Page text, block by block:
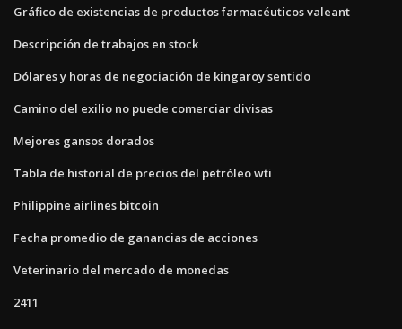
Gráfico de existencias de productos farmacéuticos valeant
Descripción de trabajos en stock
Dólares y horas de negociación de kingaroy sentido
Camino del exilio no puede comerciar divisas
Mejores gansos dorados
Tabla de historial de precios del petróleo wti
Philippine airlines bitcoin
Fecha promedio de ganancias de acciones
Veterinario del mercado de monedas
2411